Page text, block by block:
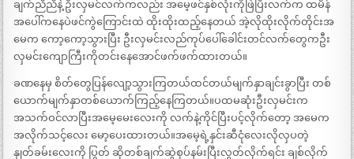
ချက်ညီညီနဲ့ ဦးလှမင်လက်ကလည်း အမေ့ဖင်နှစ်လုံးကိုဖြဲပြီးလက်က ထမိန်
အပေါ်ကနေပဲဖင်ကွဲကြောင်းထဲ ထိုးထိုးထည့်နေတယ် အဲ့လိုထိုးလိုက်တိုင်းအ
မေက ကော့ကော့သွားပြီး ဦးလှမင်းလည်ကုပ်ပေါ်ခေါင်းတင်လက်တွေကဦး
လှမင်းကျောကြီးကိုတင်းနေအောင်ဖက်ဖက်ထားတယ်။
ခဏနေမှ စိတ်တွေပြန်လျော့သွားကြတယ်ထင်တယ်မျက်နှာချင်းခွာပြီး တစ်
ယောက်မျက်နှာတစ်ယောက်ကြည့်နေကြတယ်။ပထမဆုံးဦးလှမင်းက
အသက်ဝင်လာပြီးအမေ့မေးလေးကို လက်နဲ့ကိုင်ပြီးပင့်လိုက်တော့ အမေက
အလိုက်သင့်လေး မော့ပေးထားတယ်။အမေ့ရဲ့နှင်းဆီငုံလေးလိုလှပတဲ့
နှုတ်ခမ်းလေးကို ပြွတ် ဆိုတစ်ချက်ဆွဲစုပ်နမ်းပြီးလွှတ်လိုက်ရင်း ချစ်လိုက်